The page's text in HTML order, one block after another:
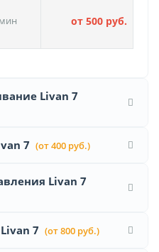
от 500 руб.
Livan 7
7 (от 400 руб.)
Livan 7
7 (от 800 руб.)